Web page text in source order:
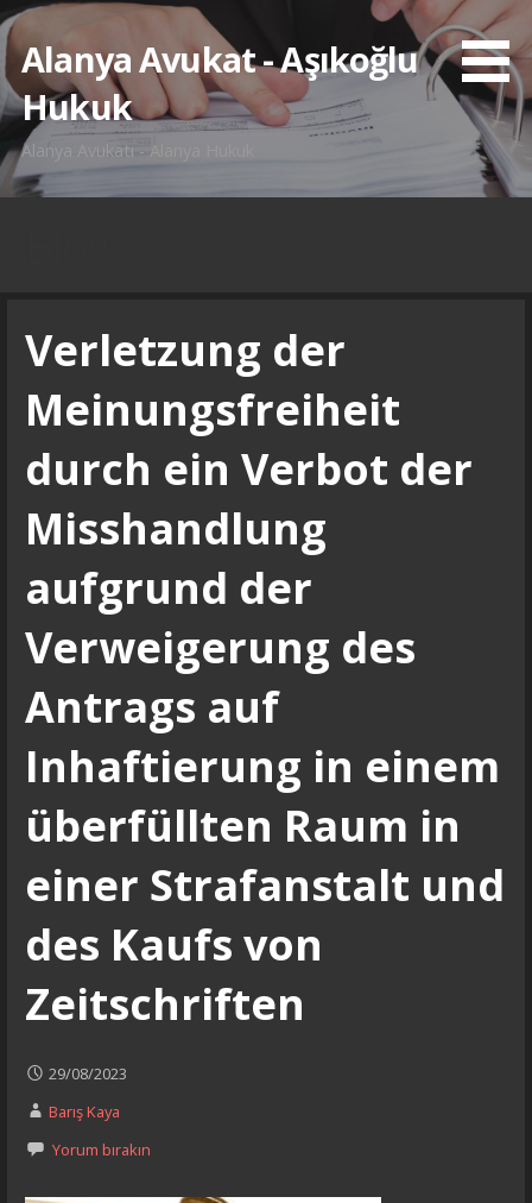
İçeriğe
atlaAlanya Avukat - Aşıkoğlu
Hukuk
Alanya Avukatı - Alanya Hukuk
Verletzung der
Meinungsfreiheit
durch ein Verbot der
Misshandlung
aufgrund der
Verweigerung des
Antrags auf
Inhaftierung in einem
überfüllten Raum in
einer Strafanstalt und
des Kaufs von
Zeitschriften
29/08/2023
Barış Kaya
Yorum bırakın